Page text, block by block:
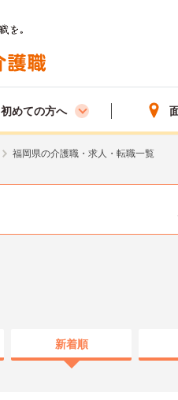
初めての方へ
福岡県の介護職・求人・転職一覧
新着順